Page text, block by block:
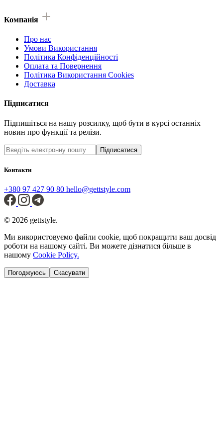
Компанія
Про нас
Умови Використання
Політика Конфіденційності
Оплата та Повернення
Політика Використання Cookies
Доставка
Підписатися
Підпишіться на нашу розсилку, щоб бути в курсі останніх
новин про функції та релізи.
Підписатися
Контакти
+380 97 427 90 80 hello@gettstyle.com
© 2026 gettstyle.
Ми використовуємо файли cookie, щоб покращити ваш досвід
роботи на нашому сайті. Ви можете дізнатися більше в
нашому Cookie Policy.
Погоджуюсь Скасувати